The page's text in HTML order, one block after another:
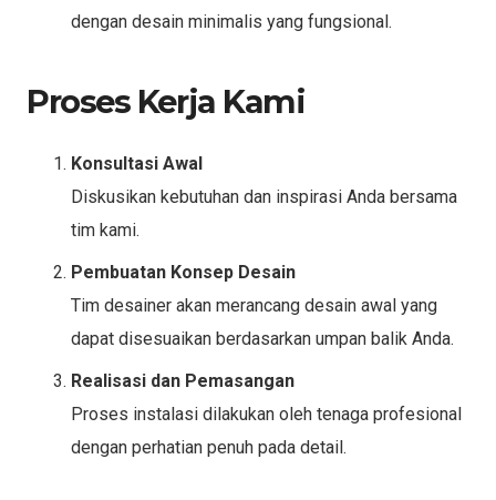
dengan desain minimalis yang fungsional.
Proses Kerja Kami
Konsultasi Awal
Diskusikan kebutuhan dan inspirasi Anda bersama
tim kami.
Pembuatan Konsep Desain
Tim desainer akan merancang desain awal yang
dapat disesuaikan berdasarkan umpan balik Anda.
Realisasi dan Pemasangan
Proses instalasi dilakukan oleh tenaga profesional
dengan perhatian penuh pada detail.